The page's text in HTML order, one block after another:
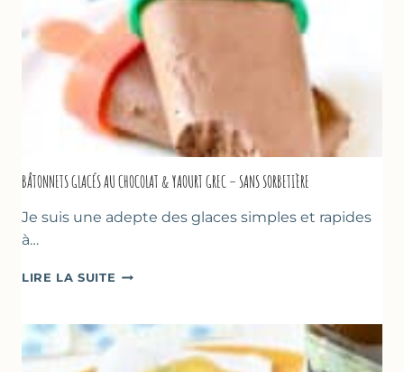
BÂTONNETS GLACÉS AU CHOCOLAT & YAOURT GREC – SANS SORBETIÈRE
Je suis une adepte des glaces simples et rapides
à…
LIRE LA SUITE BÂTONNETS
CHOCOLAT
YAOURT